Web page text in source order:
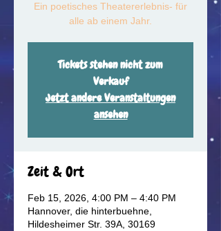
Ein poetisches Theatererlebnis- für
alle ab einem Jahr.
Tickets stehen nicht zum
Verkauf
Jetzt andere Veranstaltungen
ansehen
Zeit & Ort
Feb 15, 2026, 4:00 PM – 4:40 PM
Hannover, die hinterbuehne,
Hildesheimer Str. 39A, 30169